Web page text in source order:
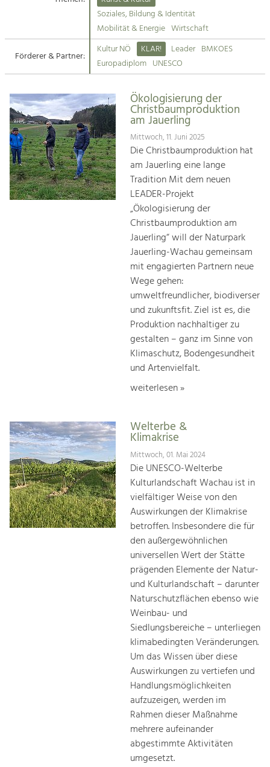
Suche
Impressum
Kontakt
Angebotsentwicklung und
Handwerk, Wissenschaft und Forschung.
Soziales, Bildung &
Identität
Gleichberechtigung, Jugend und
Integration
Mobilität & Energie
Klimawandel, öffentlicher Verkehr und
Steigerung regionaler Wertschöpfung
Soziales, Bildung & Identität
Mobilität & Energie Wirtschaft
Förderer & Partner:
Kultur NÖ KLAR! Leader BMKOES
Europadiplom UNESCO
Ökologisierung der
Christbaumproduktion
am Jauerling
Mittwoch, 11. Juni 2025
Die Christbaumproduktion hat
am Jauerling eine lange
Tradition Mit dem neuen
LEADER-Projekt
„Ökologisierung der
Christbaumproduktion am
Jauerling“ will der Naturpark
Jauerling-Wachau gemeinsam
mit engagierten Partnern neue
Wege gehen:
umweltfreundlicher, biodiverser
und zukunftsfit. Ziel ist es, die
Produktion nachhaltiger zu
gestalten – ganz im Sinne von
Klimaschutz, Bodengesundheit
und Artenvielfalt.
weiterlesen »
Welterbe &
Klimakrise
Mittwoch, 01. Mai 2024
Die UNESCO-Welterbe
Kulturlandschaft Wachau ist in
vielfältiger Weise von den
Auswirkungen der Klimakrise
betroffen. Insbesondere die für
den außergewöhnlichen
universellen Wert der Stätte
prägenden Elemente der Natur-
und Kulturlandschaft – darunter
Naturschutzflächen ebenso wie
Weinbau- und
Siedlungsbereiche – unterliegen
klimabedingten Veränderungen.
Um das Wissen über diese
Auswirkungen zu vertiefen und
Handlungsmöglichkeiten
aufzuzeigen, werden im
Rahmen dieser Maßnahme
mehrere aufeinander
abgestimmte Aktivitäten
umgesetzt.